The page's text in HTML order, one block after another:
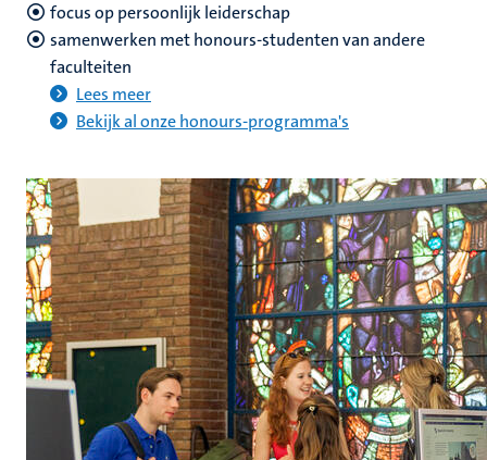
focus op persoonlijk leiderschap
samenwerken met honours-studenten van andere
faculteiten
Lees meer
Bekijk al onze honours-programma's